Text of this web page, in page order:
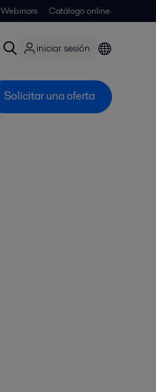
Webinars Catálogo online
iniciar sesión
Solicitar una oferta